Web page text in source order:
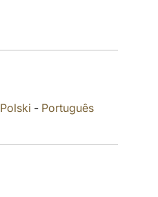
Polski - Português